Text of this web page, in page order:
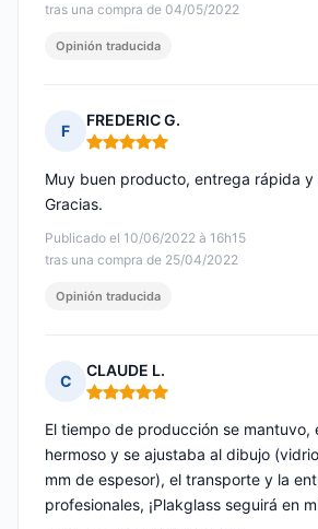
tras una compra de 04/05/2022
Opinión traducida
F
FREDERIC G.
Nota: 5 de 5
Publicado el 10/06/2022 à 16h15
tras una compra de 25/04/2022
Muy buen producto, entrega rápida y
Gracias.
Opinión traducida
C
CLAUDE L.
Nota: 5 de 5
El tiempo de producción se mantuvo,
hermoso y se ajustaba al dibujo
mm de espesor), el transporte y la
profesionales, ¡Plakglass seguirá en